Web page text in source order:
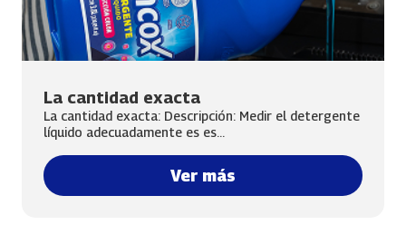
La cantidad exacta
La cantidad exacta: Descripción: Medir el detergente
líquido adecuadamente es es...
Ver más